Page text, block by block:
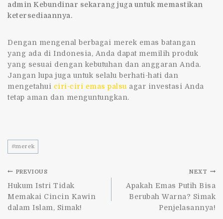
admin Kebundinar sekarang juga untuk memastikan
ketersediaannya.
Dengan mengenal berbagai merek emas batangan
yang ada di Indonesia, Anda dapat memilih produk
yang sesuai dengan kebutuhan dan anggaran Anda.
Jangan lupa juga untuk selalu berhati-hati dan
mengetahui ciri-ciri emas palsu agar investasi Anda
tetap aman dan menguntungkan.
#merek
PREVIOUS
Hukum Istri Tidak
Memakai Cincin Kawin
dalam Islam, Simak!
NEXT
Apakah Emas Putih Bisa
Berubah Warna? Simak
Penjelasannya!